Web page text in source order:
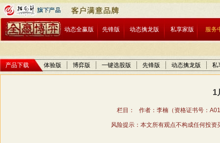
动态全赢版 先锋版 动态擒龙版 私享家版 服务
产品下载 体验版 博弈版 一键选股版 先锋版 动态擒龙版 私
1
栏目： 作者：李楠（资格证书号：
风险提示：本文所有观点不构成任何投